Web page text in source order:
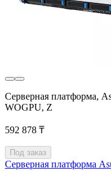
Серверная платформа,
WOGPU, Z
592 878 ₸
Под заказ
Серверная платформа